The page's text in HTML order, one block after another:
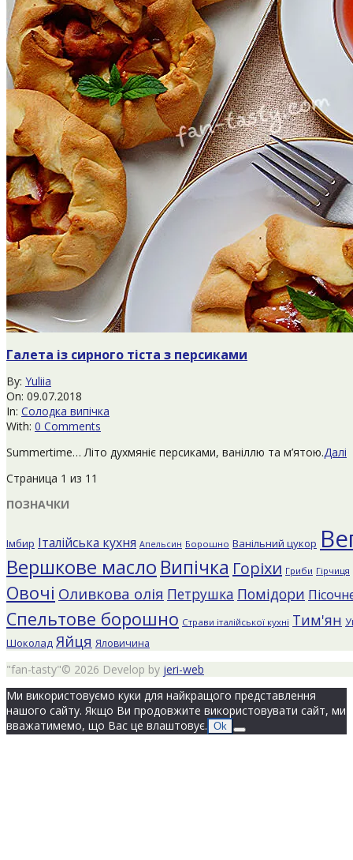
Галета із сирного тіста з персиками
2018-
07-
09
By: Yuliia
On: 09.07.2018
In: Солодка випічка
With: 0 Comments
Summertime… Літо духмяніє персиками, ваніллю та м’ятою.Далі
Страница 1 из 1 1
ПОЗНАЧКИ
Імбир Італійська кухня Апельсин Борошно Ванільний цукор
Вершкове масло Випічка Горіхи Гриби Гірчиця
Овочі Оливкова олія Петрушка Помідори
Спельтове борошно Страви італійської кухні Тим'ян
Шоколад Яйця Яловичина
"fan-tasty"© 2026 Develop by jeri-web
Ми використовуємо куки для найкращого представлення
нашого сайту. Якщо Ви продовжите використовувати сайт, ми
вважатимемо, що Вас це влаштовує. Ok